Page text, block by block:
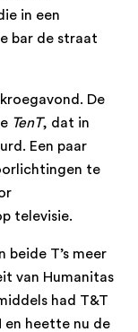
in een
bar de straat
De
TenT, dat in
Een paar
te
televisie.
beide T’s meer
van Humanitas
had T&T
en heette nu de